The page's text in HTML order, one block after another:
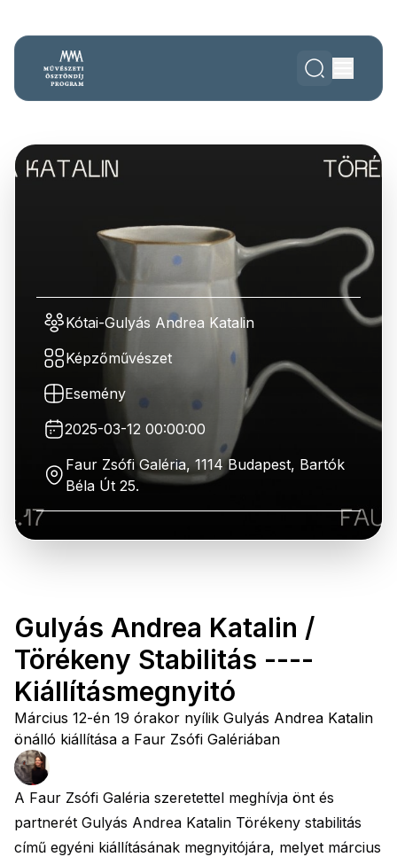
Kótai-Gulyás Andrea Katalin
Képzőművészet
Esemény
2025-03-12 00:00:00
Faur Zsófi Galéria, 1114 Budapest, Bartók
Béla Út 25.
Gulyás Andrea Katalin /
Törékeny Stabilitás ----
Kiállításmegnyitó
Március 12-én 19 órakor nyílik Gulyás Andrea Katalin
önálló kiállítása a Faur Zsófi Galériában
A Faur Zsófi Galéria szeretettel meghívja önt és
partnerét Gulyás Andrea Katalin Törékeny stabilitás
című egyéni kiállításának megnyitójára, melyet március